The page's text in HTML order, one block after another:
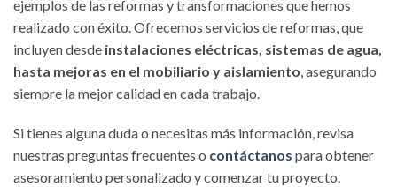
ejemplos de las reformas y transformaciones que hemos
realizado con éxito. Ofrecemos servicios de reformas, que
incluyen desde instalaciones eléctricas, sistemas de agua,
hasta mejoras en el mobiliario y aislamiento , asegurando
siempre la mejor calidad en cada trabajo.
Si tienes alguna duda o necesitas más información, revisa
nuestras preguntas frecuentes o contáctanos para obtener
asesoramiento personalizado y comenzar tu proyecto.